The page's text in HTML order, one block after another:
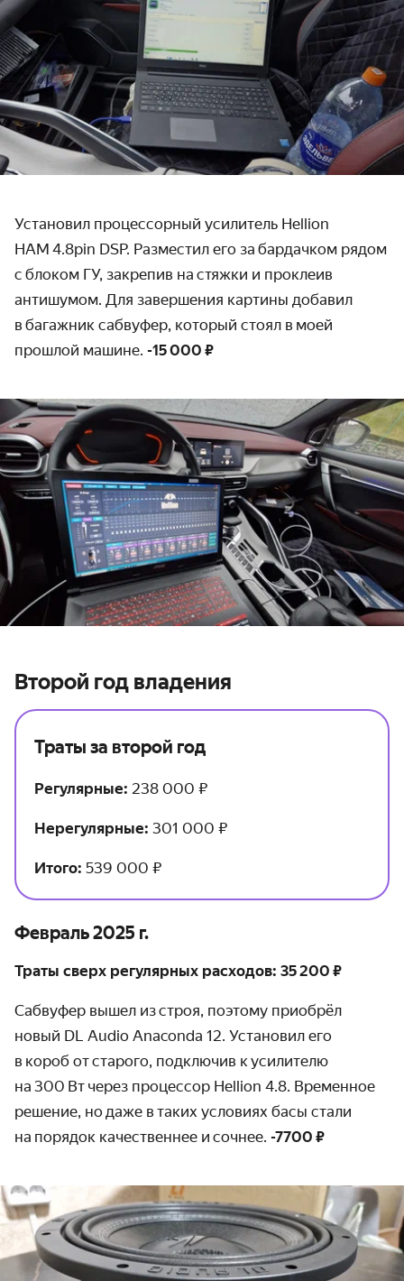
Установил процессорный усилитель Hellion
HAM 4.8pin DSP. Разместил его за бардачком рядом
с блоком ГУ, закрепив на стяжки и проклеив
антишумом. Для завершения картины добавил
в багажник сабвуфер, который стоял в моей
прошлой машине. -15 000 ₽
Второй год владения
Траты за второй год
Регулярные: 238 000 ₽
Нерегулярные: 301 000 ₽
Итого: 539 000 ₽
Февраль 2025 г.
Траты сверх регулярных расходов: 35 200 ₽
Сабвуфер вышел из строя, поэтому приобрёл
новый DL Audio Anaconda 12. Установил его
в короб от старого, подключив к усилителю
на 300 Вт через процессор Hellion 4.8. Временное
решение, но даже в таких условиях басы стали
на порядок качественнее и сочнее. -7700 ₽